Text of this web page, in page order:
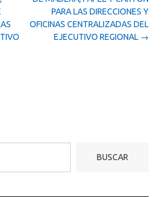
PARA LAS DIRECCIONES Y
OFICINAS CENTRALIZADAS DEL
EJECUTIVO REGIONAL →
BUSCAR